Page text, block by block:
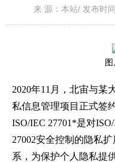
来 源：本站/ 发布时
2020年11月，北宙与某
私信息管理项目正式签约
ISO/IEC 27701*是对
27002安全控制的隐私
系，为保护个人隐私提